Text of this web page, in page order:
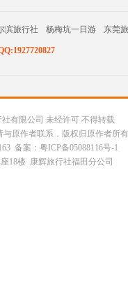
滨旅行社 杨梅坑一日游 东莞
有限公司 未经许可 不得转载
原作者联系，版权归原作者所
备案：粤ICP备05088116号-1
18楼 康辉旅行社福田分公司